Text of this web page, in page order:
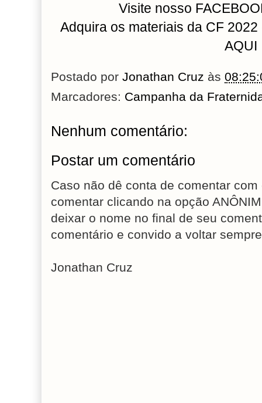
Visite nosso
Adquira os materiais da CF
AQUI
Postado por Jonathan Cruz às
Marcadores: Campanha da
Nenhum comentário:
Postar um comentário
Caso não dê conta de comentar
comentar clicando na opção
deixar o nome no final de seu
comentário e convido a voltar
Jonathan Cruz